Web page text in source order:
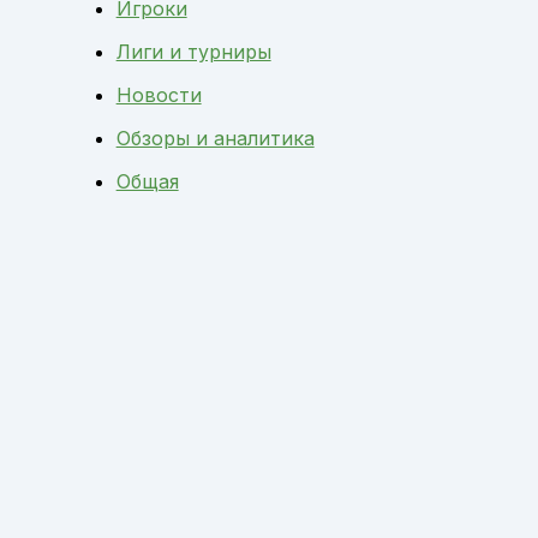
Игроки
Лиги и турниры
Новости
Обзоры и аналитика
Общая